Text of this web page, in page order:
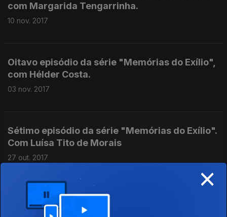
com Margarida Tengarrinha.
10 nov. 2017
Oitavo episódio da série "Memórias do Exílio",
com Hélder Costa.
03 nov. 2017
Sétimo episódio da série "Memórias do Exílio".
Com Luísa Tito de Morais
27 out. 2017
Sexto episódio da série "Memórias do Exílio",
com Fernando António Almeida.
×